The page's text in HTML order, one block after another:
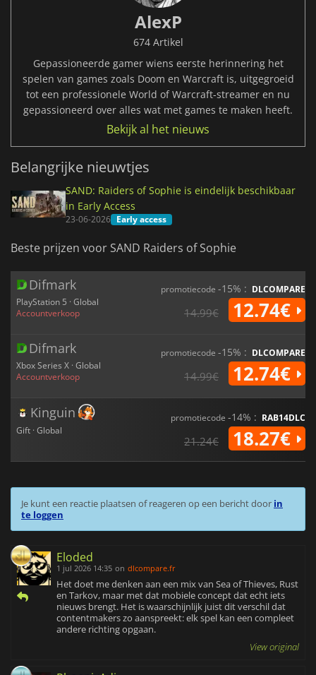
AlexP
674 Artikel
Gepassioneerde gamer wiens eerste herinnering het
spelen van games zoals Doom en Warcraft is, uitgegroeid
tot een professionele World of Warcraft-streamer en nu
gepassioneerd over alles wat met games te maken heeft.
Bekijk al het nieuws
Belangrijke nieuwtjes
SAND: Raiders of Sophie is eindelijk beschikbaar
in Early Access
23-06-2026 Early access
Beste prijzen voor SAND Raiders of Sophie
Difmark
PlayStation 5 · Global
Accountverkoop
promotiecode -15% : DLCOMPARE
14.99€ 12.74€
Difmark
Xbox Series X · Global
Accountverkoop
promotiecode -15% : DLCOMPARE
14.99€ 12.74€
Kinguin
Gift · Global
promotiecode -14% : RAB14DLC
21.24€ 18.27€
Je kunt een reactie plaatsen of reageren op een bericht door in
te loggen
Eloded
1 jul 2026 14:35 on dlcompare.fr
Het doet me denken aan een mix van Sea of Thieves, Rust
en Tarkov, maar met dat mobiele concept dat echt iets
nieuws brengt. Het is waarschijnlijk juist dit verschil dat
contentmakers zo aanspreekt: elk spel kan een compleet
andere richting opgaan.
View original